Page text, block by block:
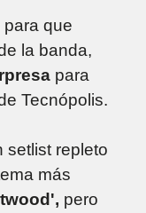
que
la banda,
para
Tecnópolis.
setlist repleto
más
pero